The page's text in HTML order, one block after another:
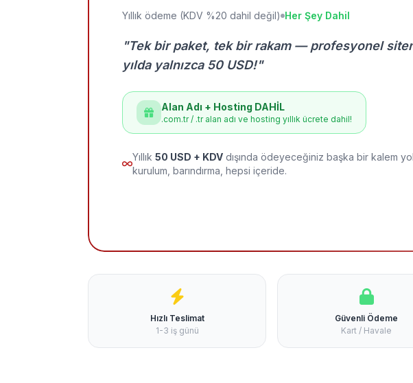
Yıllık ödeme (KDV %20 dahil değil) Her Şey Dahil
"Tek bir paket, tek bir rakam — profesyonel
yılda yalnızca 50 USD!"
Alan Adı + Hosting DAHİL
.com.tr / .tr alan adı ve hosting yıllık ücrete dahil!
Yıllık 50 USD + KDV dışında ödeyeceğiniz başka bir kalem
kurulum, barındırma, hepsi içeride.
Hızlı Teslimat
1-3 iş günü
Güvenli Ödeme
Kart / Havale